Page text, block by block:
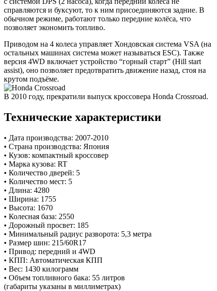
справляются и буксуют, то к ним присоединяются задние. В
обычном режиме, работают только передние колёса, что
позволяет экономить топливо.
Приводом на 4 колеса управляет Хондовская система VSA (на
остальных машинах система может называться ESC). Также
версия 4WD включает устройство “горный старт” (Hill start
assist), оно позволяет предотвратить движение назад, стоя на
крутом подъёме.
В 2010 году, прекратили выпуск кроссовера Honda Crossroad.
Технические характеристики
• Дата производства: 2007-2010
• Страна производства: Япония
• Кузов: компактный кроссовер
• Марка кузова: RT
• Количество дверей: 5
• Количество мест: 5
• Длина: 4280
• Ширина: 1755
• Высота: 1670
• Колесная база: 2550
• Дорожный просвет: 185
• Минимальный радиус разворота: 5,3 метра
• Размер шин: 215/60R17
• Привод: передний и 4WD
• КПП: Автоматическая КПП
• Вес: 1430 килограмм
• Объем топливного бака: 55 литров
(габариты указаны в миллиметрах)